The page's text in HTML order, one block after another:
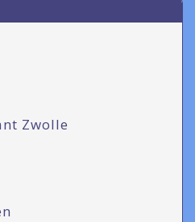
Zwolle